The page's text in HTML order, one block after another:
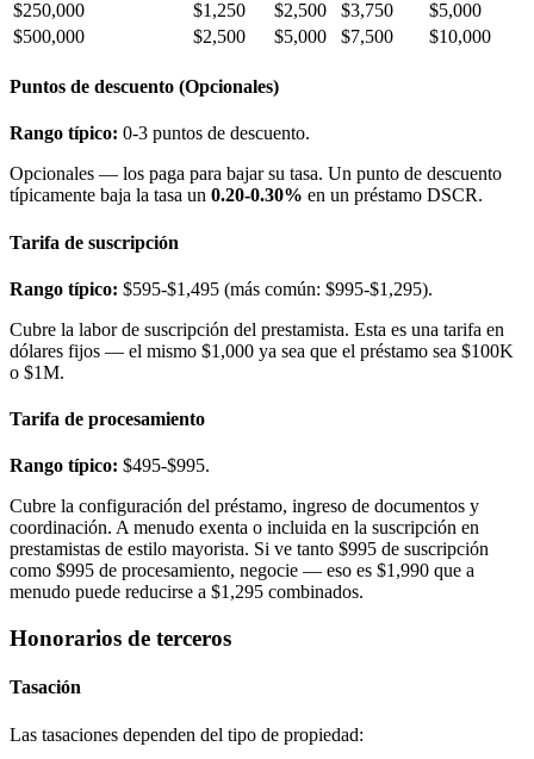
$250,000
$1,250 $2,500 $3,750
$5,000
$500,000
$2,500 $5,000 $7,500 $10,000
Puntos de descuento (Opcionales)
Rango típico: 0-3 puntos de descuento.
Opcionales — los paga para bajar su tasa. Un punto de descuento
típicamente baja la tasa un 0.20-0.30% en un préstamo DSCR.
Tarifa de suscripción
Rango típico: $595-$1,495 (más común: $995-$1,295).
Cubre la labor de suscripción del prestamista. Esta es una tarifa en
dólares fijos — el mismo $1,000 ya sea que el préstamo sea $100K
o $1M.
Tarifa de procesamiento
Rango típico: $495-$995.
Cubre la configuración del préstamo, ingreso de documentos y
coordinación. A menudo exenta o incluida en la suscripción en
prestamistas de estilo mayorista. Si ve tanto $995 de suscripción
como $995 de procesamiento, negocie — eso es $1,990 que a
menudo puede reducirse a $1,295 combinados.
Honorarios de terceros
Tasación
Las tasaciones dependen del tipo de propiedad: